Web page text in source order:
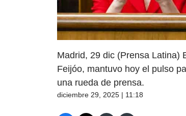
Madrid, 29 dic (Prensa Latina)
Feijóo, mantuvo hoy el pulso
una rueda de prensa.
diciembre 29, 2025 | 11:18